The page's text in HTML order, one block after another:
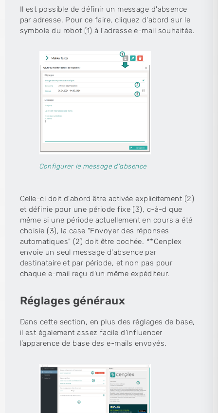
Il est possible de définir un message d'absence
par adresse. Pour ce faire, cliquez d'abord sur le
symbole du robot (1) à l'adresse e-mail souhaitée.
Configurer le message d'absence
Celle-ci doit d'abord être activée explicitement (2)
et définie pour une période fixe (3), c-à-d que
même si une période actuellement en cours a été
choisie (3), la case "Envoyer des réponses
automatiques" (2) doit être cochée. **Cenplex
envoie un seul message d'absence par
destinataire et par période, et non pas pour
chaque e-mail reçu d'un même expéditeur.
Réglages généraux
Dans cette section, en plus des réglages de base,
il est également assez facile d’influencer
l’apparence de base des e-mails envoyés.